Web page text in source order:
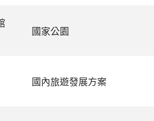
國家公園
國內旅遊發展方案